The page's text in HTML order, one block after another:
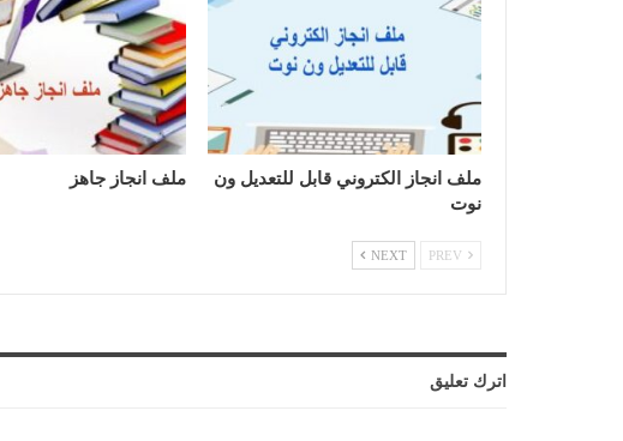
ملف انجاز الكتروني قابل للتعديل ون
نوت
ملف انجاز جاهز
NEXT
اترك تعليق